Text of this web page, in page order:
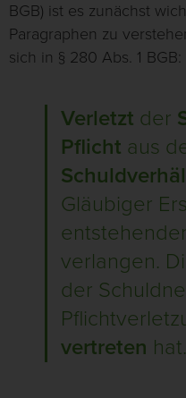
BGB) ist es zunächst
Paragraphen zu
sich in § 280 Abs. 1 BGB:
Verletzt der
Pflicht aus
Gläubiger
verlangen.
der
vertreten hat.